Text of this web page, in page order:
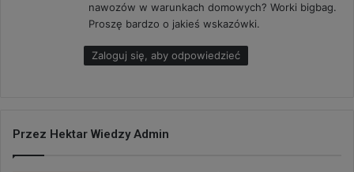
nawozów w warunkach domowych? Worki bigbag.
Proszę bardzo o jakieś wskazówki.
Zaloguj się, aby odpowiedzieć
Przez Hektar Wiedzy Admin